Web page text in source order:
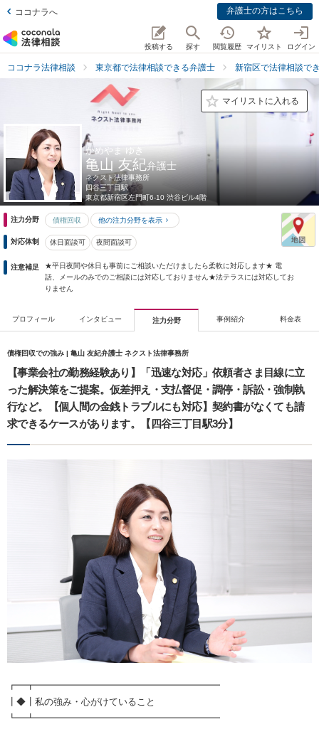
ココナラへ 弁護士の方はこちら
投稿する 探す 閲覧履歴 マイリスト ログイン
ココナラ法律相談 東京都で法律相談できる弁護士 新宿区で法律相談で
マイリストに入れる
かめやま ゆき
亀山 友紀弁護士
ネクスト法律事務所
四谷三丁目駅
東京都新宿区左門町6-10 渋谷ビル4階
注力分野 債権回収 他の注力分野を表示
対応体制 休日面談可 夜間面談可
注意補足
★平日夜間や休日も事前にご相談いただけましたら柔軟に対応します★ 電
話、メールのみでのご相談には対応しておりません★法テラスには対応してお
りません
プロフィール インタビュー 注力分野 事例紹介 料金表
債権回収での強み | 亀山 友紀弁護士 ネクスト法律事務所
【事業会社の勤務経験あり】「迅速な対応」依頼者さま目線に立
った解決策をご提案。仮差押え・支払督促・調停・訴訟・強制執
行など。【個人間の金銭トラブルにも対応】契約書がなくても請
求できるケースがあります。【四谷三丁目駅3分】
┏━┳━━━━━━━━━━━━━━━━━━━━
┃◆┃私の強み・心がけていること
┗━┻━━━━━━━━━━━━━━━━━━━━